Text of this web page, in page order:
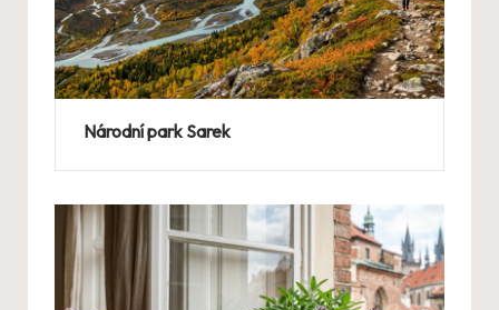
Národní park Sarek